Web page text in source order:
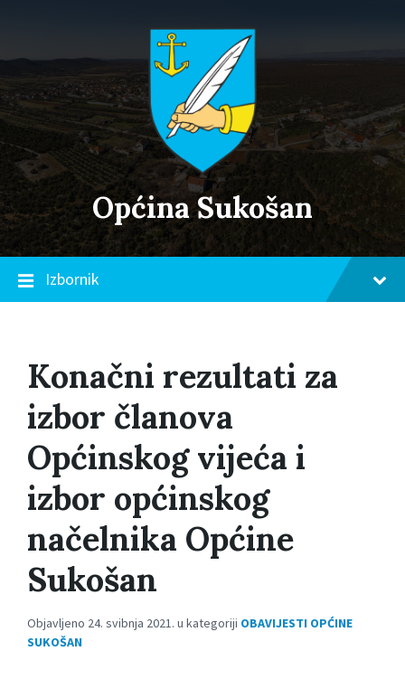
navigation
Općina Sukošan
Izbornik
Konačni rezultati za
izbor članova
Općinskog vijeća i
izbor općinskog
načelnika Općine
Sukošan
Objavljeno 24. svibnja 2021. u kategoriji OBAVIJESTI OPĆINE
SUKOŠAN